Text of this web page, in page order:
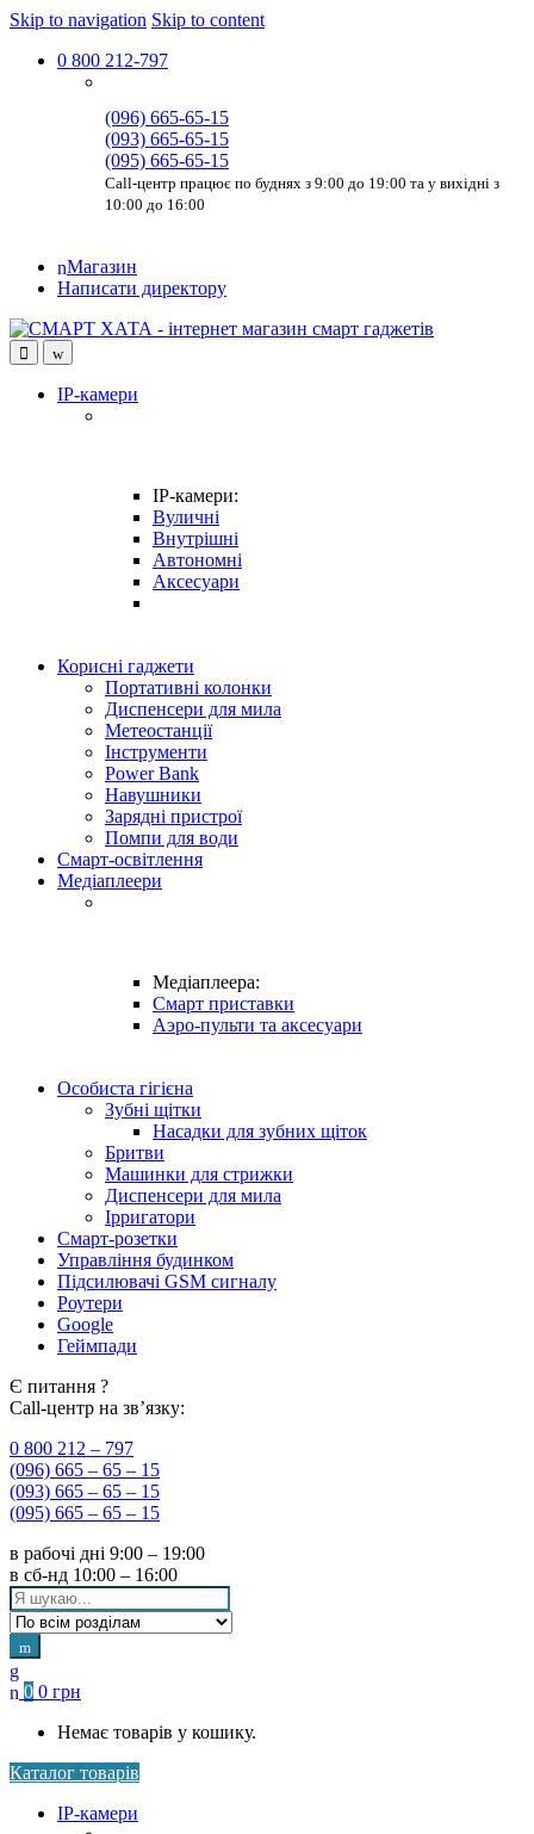
Skip to navigation Skip to content
0 800 212-797
(096) 665-65-15
(093) 665-65-15
(095) 665-65-15
Call-центр працює по буднях з 9:00 до 19:00 та у вихідні з
10:00 до 16:00
Магазин
Написати директору
IP-камери
IP-камери:
Вуличні
Внутрішні
Автономні
Аксесуари
Корисні гаджети
Портативні колонки
Диспенсери для мила
Метеостанції
Інструменти
Power Bank
Навушники
Зарядні пристрої
Помпи для води
Смарт-освітлення
Медіаплеери
Медіаплеера:
Смарт приставки
Аэро-пульти та аксесуари
Особиста гігієна
Зубні щітки
Насадки для зубних щіток
Бритви
Машинки для стрижки
Диспенсери для мила
Ірригатори
Смарт-розетки
Управління будинком
Підсилювачі GSM сигналу
Роутери
Google
Геймпади
Є питання ?
Call-центр на зв’язку:
0 800 212 – 797
(096) 665 – 65 – 15
(093) 665 – 65 – 15
(095) 665 – 65 – 15
в рабочі дні 9:00 – 19:00
в сб-нд 10:00 – 16:00
Search
for:
0 0 грн
Немає товарів у кошику.
Каталог товарів
IP-камери